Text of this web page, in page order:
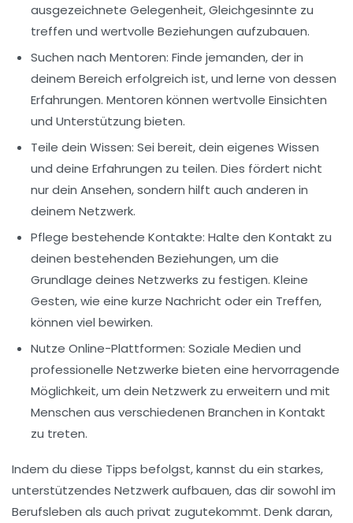
ausgezeichnete Gelegenheit, Gleichgesinnte zu
treffen und wertvolle Beziehungen aufzubauen.
Suchen nach Mentoren: Finde jemanden, der in
deinem Bereich erfolgreich ist, und lerne von dessen
Erfahrungen. Mentoren können wertvolle Einsichten
und Unterstützung bieten.
Teile dein Wissen: Sei bereit, dein eigenes Wissen
und deine Erfahrungen zu teilen. Dies fördert nicht
nur dein Ansehen, sondern hilft auch anderen in
deinem Netzwerk.
Pflege bestehende Kontakte: Halte den Kontakt zu
deinen bestehenden Beziehungen, um die
Grundlage deines Netzwerks zu festigen. Kleine
Gesten, wie eine kurze Nachricht oder ein Treffen,
können viel bewirken.
Nutze Online-Plattformen: Soziale Medien und
professionelle Netzwerke bieten eine hervorragende
Möglichkeit, um dein Netzwerk zu erweitern und mit
Menschen aus verschiedenen Branchen in Kontakt
zu treten.
Indem du diese Tipps befolgst, kannst du ein starkes,
unterstützendes Netzwerkaufbauen, das dir sowohl im
Berufsleben als auch privat zugutekommt. Denk daran,